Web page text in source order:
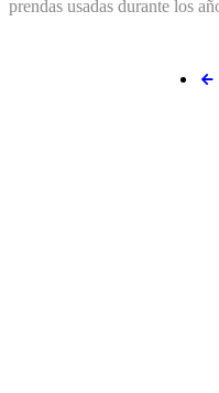
prendas usadas durante los